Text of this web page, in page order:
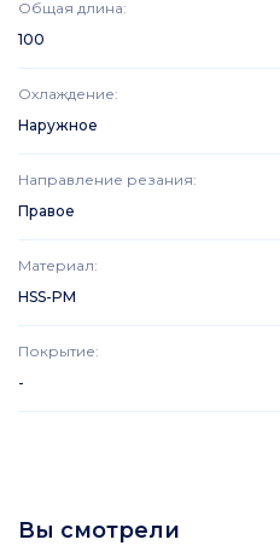
Общая длина:
100
Охлаждение:
Наружное
Направление резания:
Правое
Материал:
HSS-PM
Покрытие:
-
Вы смотрели